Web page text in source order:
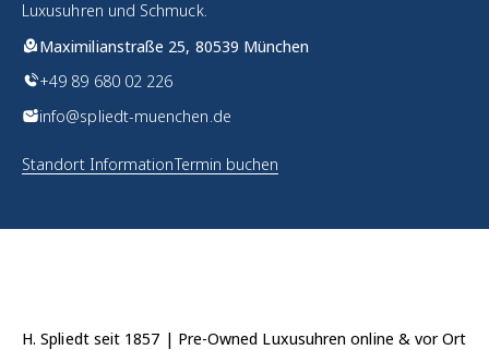
Luxusuhren und Schmuck.
Maximilianstraße 25, 80539 München
+49 89 680 02 226
info@spliedt-muenchen.de
Standort InformationTermin buchen
H. Spliedt seit 1857 | Pre-Owned Luxusuhren online & vor Ort